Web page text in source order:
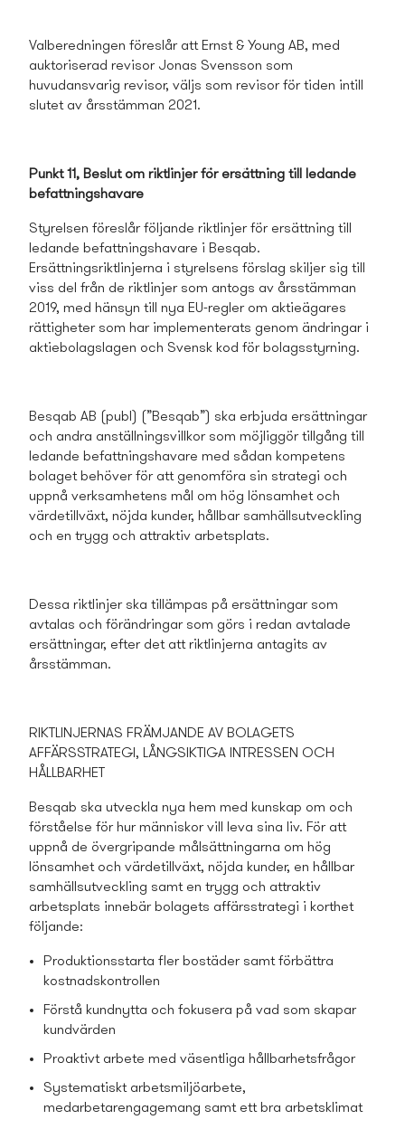
Valberedningen föreslår att Ernst & Young AB, med
auktoriserad revisor Jonas Svensson som
huvudansvarig revisor, väljs som revisor för tiden intill
slutet av årsstämman 2021.
Punkt 11, Beslut om riktlinjer för ersättning till ledande
befattningshavare
Styrelsen föreslår följande riktlinjer för ersättning till
ledande befattningshavare i Besqab.
Ersättningsriktlinjerna i styrelsens förslag skiljer sig till
viss del från de riktlinjer som antogs av årsstämman
2019, med hänsyn till nya EU-regler om aktieägares
rättigheter som har implementerats genom ändringar i
aktiebolagslagen och Svensk kod för bolagsstyrning.
Besqab AB (publ) (”Besqab”) ska erbjuda ersättningar
och andra anställningsvillkor som möjliggör tillgång till
ledande befattningshavare med sådan kompetens
bolaget behöver för att genomföra sin strategi och
uppnå verksamhetens mål om hög lönsamhet och
värdetillväxt, nöjda kunder, hållbar samhällsutveckling
och en trygg och attraktiv arbetsplats.
Dessa riktlinjer ska tillämpas på ersättningar som
avtalas och förändringar som görs i redan avtalade
ersättningar, efter det att riktlinjerna antagits av
årsstämman.
RIKTLINJERNAS FRÄMJANDE AV BOLAGETS
AFFÄRSSTRATEGI, LÅNGSIKTIGA INTRESSEN OCH
HÅLLBARHET
Besqab ska utveckla nya hem med kunskap om och
förståelse för hur människor vill leva sina liv. För att
uppnå de övergripande målsättningarna om hög
lönsamhet och värdetillväxt, nöjda kunder, en hållbar
samhällsutveckling samt en trygg och attraktiv
arbetsplats innebär bolagets affärsstrategi i korthet
följande:
Produktionsstarta fler bostäder samt förbättra
kostnadskontrollen
Förstå kundnytta och fokusera på vad som skapar
kundvärden
Proaktivt arbete med väsentliga hållbarhets­frågor
Systematiskt arbetsmiljöarbete,
medarbetarengagemang samt ett bra arbetsklimat